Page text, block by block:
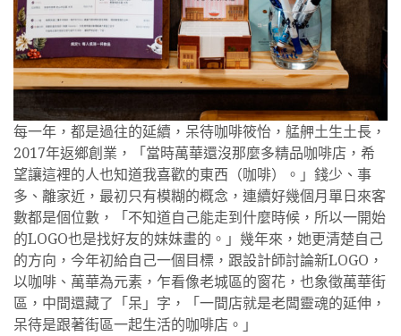
每一年，都是過往的延續，呆待咖啡筱怡，艋舺土生土長，
2017年返鄉創業，「當時萬華還沒那麼多精品咖啡店，希
望讓這裡的人也知道我喜歡的東西（咖啡）。」錢少、事
多、離家近，最初只有模糊的概念，連續好幾個月單日來客
數都是個位數，「不知道自己能走到什麼時候，所以一開始
的LOGO也是找好友的妹妹畫的。」幾年來，她更清楚自己
的方向，今年初給自己一個目標，跟設計師討論新LOGO，
以咖啡、萬華為元素，乍看像老城區的窗花，也象徵萬華街
區，中間還藏了「呆」字，「一間店就是老闆靈魂的延伸，
呆待是跟著街區一起生活的咖啡店。」